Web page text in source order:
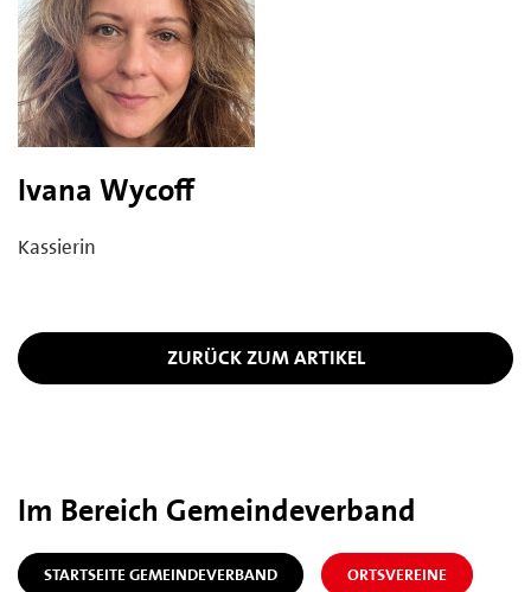
Ivana Wycoff
Kassierin
ZURÜCK ZUM ARTIKEL
Im Bereich Gemeindeverband
STARTSEITE GEMEINDEVERBAND ORTSVEREINE